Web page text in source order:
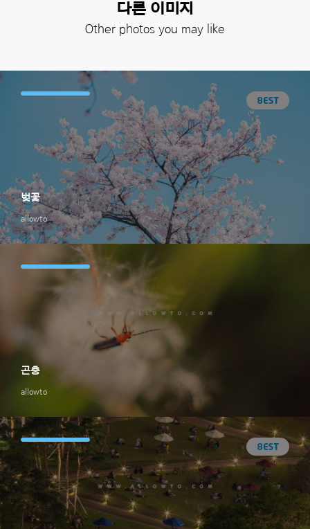
다른 이미지
Other photos you may like
allowto
벚꽃
allowto
곤충